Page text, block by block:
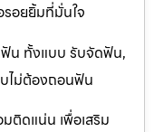
อยยิ้มที่มั่นใจ
ฟัน ทั้งแบบ รับจัดฟัน,
ไม่ต้องถอนฟัน
ติดแน่น เพื่อเสริม